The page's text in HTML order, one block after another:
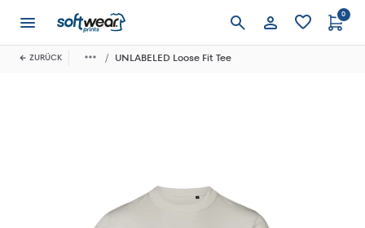
Anmelden
0
ZURÜCK UNLABELED Loose Fit Tee